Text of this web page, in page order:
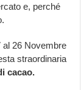
e, perché
al 26 Novembre
straordinaria
cacao.